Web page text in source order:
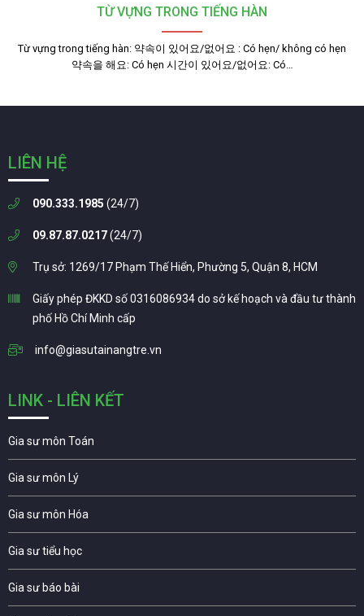
TỪ VỰNG TRONG TIẾNG HÀN
Từ vựng trong tiếng hàn: 약속이 있어요/없어요 : Có hẹn/ không có hẹn
약속을 해요: Có hẹn 시간이 있어요/없어요: Có…
LIÊN HỆ
090.333.1985 (24/7)
09.87.87.0217(24/7)
Trụ sở: 1269/17 Phạm Thế Hiển, Phường 5, Quận 8, HCM
Giấy phép ĐKKD số 0316086934 do sở kế hoạch và đầu tư thành
phố Hồ Chí Minh cấp
info@giasutainangtre.vn
LINK - LIÊN KẾT
Gia sư môn Toán
Gia sư môn Lý
Gia sư môn Hóa
Gia sư tiểu học
Gia sư báo bài